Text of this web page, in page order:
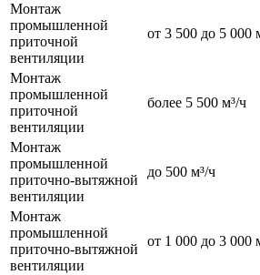
Монтаж
промышленной
приточной
вентиляции
от 3 500 до 5 000
Монтаж
промышленной
приточной
вентиляции
более 5 500 м³/ч
Монтаж
промышленной
приточно-вытяжной
вентиляции
до 500 м³/ч
Монтаж
промышленной
приточно-вытяжной
вентиляции
от 1 000 до 3 000